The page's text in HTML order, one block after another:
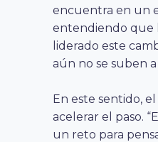
encuentra en un
entendiendo que
liderado este
aún no se suben a
En este sentido,
acelerar el paso.
un reto para